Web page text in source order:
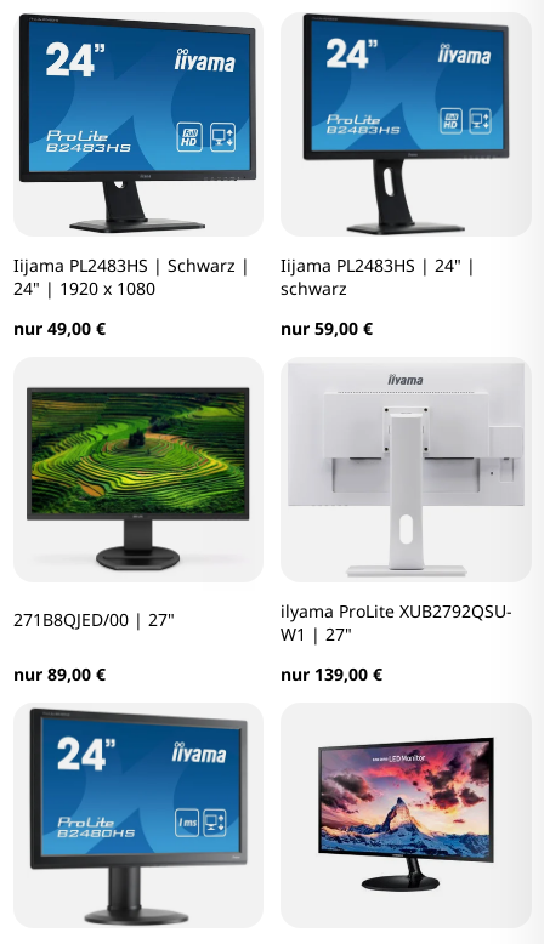
Iijama PL2483HS | Schwarz |
24" | 1920 x 1080
nur 49,00 €
Iijama PL2483HS | 24" |
schwarz
nur 59,00 €
271B8QJED/00 | 27"
nur 89,00 €
ilyama ProLite XUB2792QSU-
W1 | 27"
nur 139,00 €